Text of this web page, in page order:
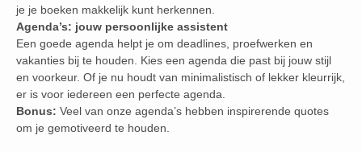
je je boeken makkelijk kunt herkennen.
Agenda’s: jouw persoonlijke assistent
Een goede agenda helpt je om deadlines, proefwerken en
vakanties bij te houden. Kies een agenda die past bij jouw stijl
en voorkeur. Of je nu houdt van minimalistisch of lekker kleurrijk,
er is voor iedereen een perfecte agenda.
Bonus: Veel van onze agenda’s hebben inspirerende quotes
om je gemotiveerd te houden.